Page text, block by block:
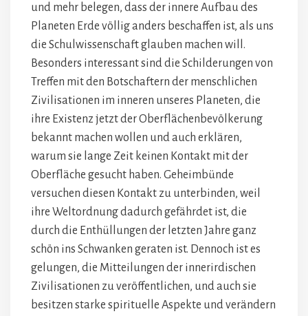
und mehr belegen, dass der innere Aufbau des
Planeten Erde völlig anders beschaffen ist, als uns
die Schulwissenschaft glauben machen will.
Besonders interessant sind die Schilderungen von
Treffen mit den Botschaftern der menschlichen
Zivilisationen im inneren unseres Planeten, die
ihre Existenz jetzt der Oberflächenbevölkerung
bekannt machen wollen und auch erklären,
warum sie lange Zeit keinen Kontakt mit der
Oberfläche gesucht haben. Geheimbünde
versuchen diesen Kontakt zu unterbinden, weil
ihre Weltordnung dadurch gefährdet ist, die
durch die Enthüllungen der letzten Jahre ganz
schön ins Schwanken geraten ist. Dennoch ist es
gelungen, die Mitteilungen der innerirdischen
Zivilisationen zu veröffentlichen, und auch sie
besitzen starke spirituelle Aspekte und verändern